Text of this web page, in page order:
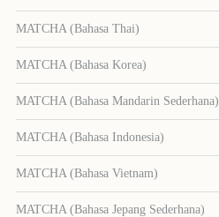
MATCHA (Bahasa Thai)
MATCHA (Bahasa Korea)
MATCHA (Bahasa Mandarin Sederhana)
MATCHA (Bahasa Indonesia)
MATCHA (Bahasa Vietnam)
MATCHA (Bahasa Jepang Sederhana)